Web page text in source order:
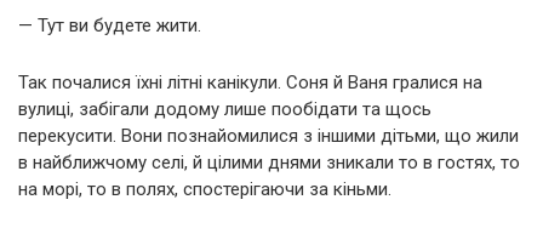
— Тут ви будете жити.
Так почалися їхні літні канікули. Соня й Ваня гралися на
вулиці, забігали додому лише пообідати та щось
перекусити. Вони познайомилися з іншими дітьми, що жили
в найближчому селі, й цілими днями зникали то в гостях, то
на морі, то в полях, спостерігаючи за кіньми.